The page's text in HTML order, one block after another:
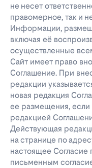
не несет
правомерное, так и
Информации,
включая её
осуществленные
Сайт имеет право
Соглашение. При
редакции
новая редакция
ее размещения,
редакцией
Действующая
на странице по
настоящее
письменным